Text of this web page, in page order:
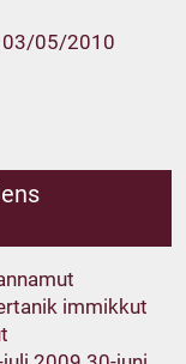
03/05/2010
immikkut